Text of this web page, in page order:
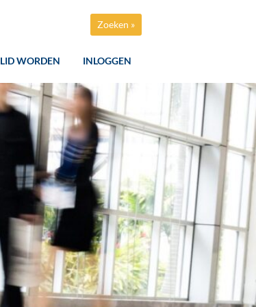
Zoeken »
LID WORDEN INLOGGEN